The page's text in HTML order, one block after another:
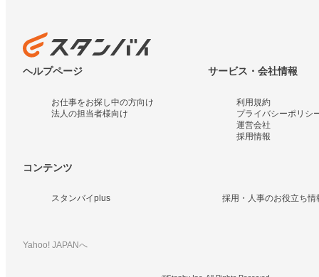
ヘルプページ
お仕事をお探し中の方向け
法人の担当者様向け
サービス・会社情報
利用規約
プライバシーポリシ
運営会社
採用情報
コンテンツ
スタンバイplus 採用・人事のお役立ち情
Yahoo! JAPANへ